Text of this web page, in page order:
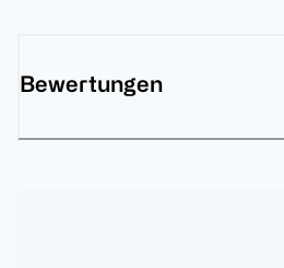
Bewertungen